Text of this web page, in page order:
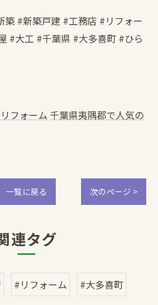
築 #新築戸建 #工務店 #リフォー
#大工 #千葉県 #大多喜町 #ひら
フォーム 千葉県夷隅郡で人気の
一覧に戻る 次のページ >
連タグ
#リフォーム #大多喜町